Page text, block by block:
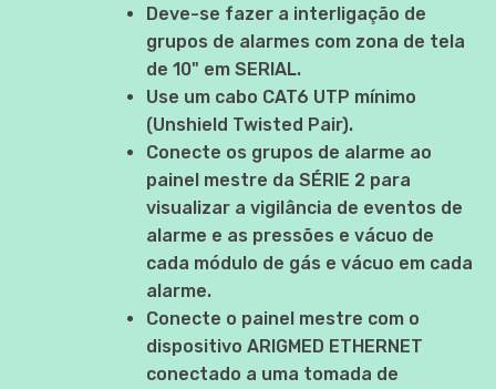
Deve-se fazer a interligação de
grupos de alarmes com zona de tela
de 10" em SERIAL.
Use um cabo CAT6 UTP mínimo
(Unshield Twisted Pair).
Conecte os grupos de alarme ao
painel mestre da SÉRIE 2 para
visualizar a vigilância de eventos de
alarme e as pressões e vácuo de
cada módulo de gás e vácuo em cada
alarme.
Conecte o painel mestre com o
dispositivo ARIGMED ETHERNET
conectado a uma tomada de